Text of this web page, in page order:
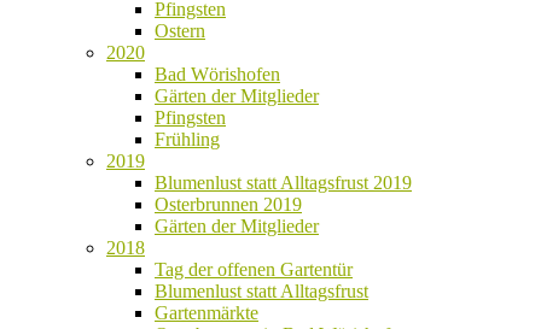
Pfingsten
Ostern
2020
Bad Wörishofen
Gärten der Mitglieder
Pfingsten
Frühling
2019
Blumenlust statt Alltagsfrust 2019
Osterbrunnen 2019
Gärten der Mitglieder
2018
Tag der offenen Gartentür
Blumenlust statt Alltagsfrust
Gartenmärkte